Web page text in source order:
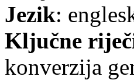
Jezik:
Ključne
konverzija